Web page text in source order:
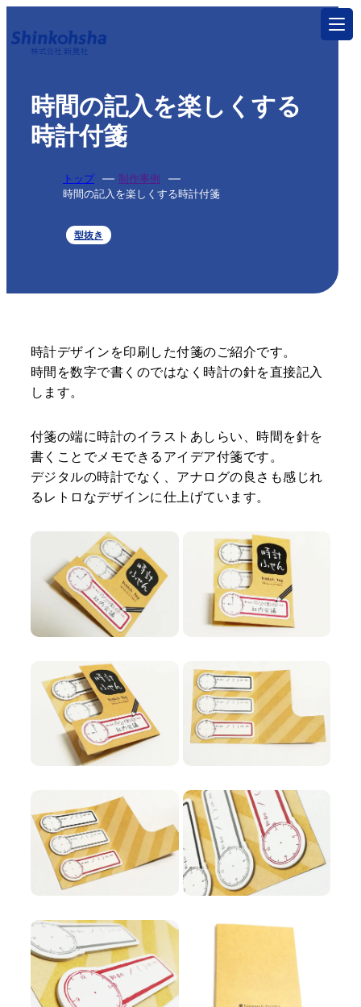
サービス
特殊加工・特殊印刷
製本する
制作事例
会社案内
お客様の声
用紙紹介
環境・SDGsへの取り
組み
工場見学のご案内
仕様の詳細が未確定でも構いません！
お問い合わせ・資料請求
時間の記入を楽しくする
時計付箋
トップ
制作事例
時間の記入を楽しくする時計付箋
型抜き
時計デザインを印刷した付箋のご紹介です。
時間を数字で書くのではなく時計の針を直接記入
します。
付箋の端に時計のイラストあしらい、時間を針を
書くことでメモできるアイデア付箋です。
デジタルの時計でなく、アナログの良さも感じれ
るレトロなデザインに仕上げています。